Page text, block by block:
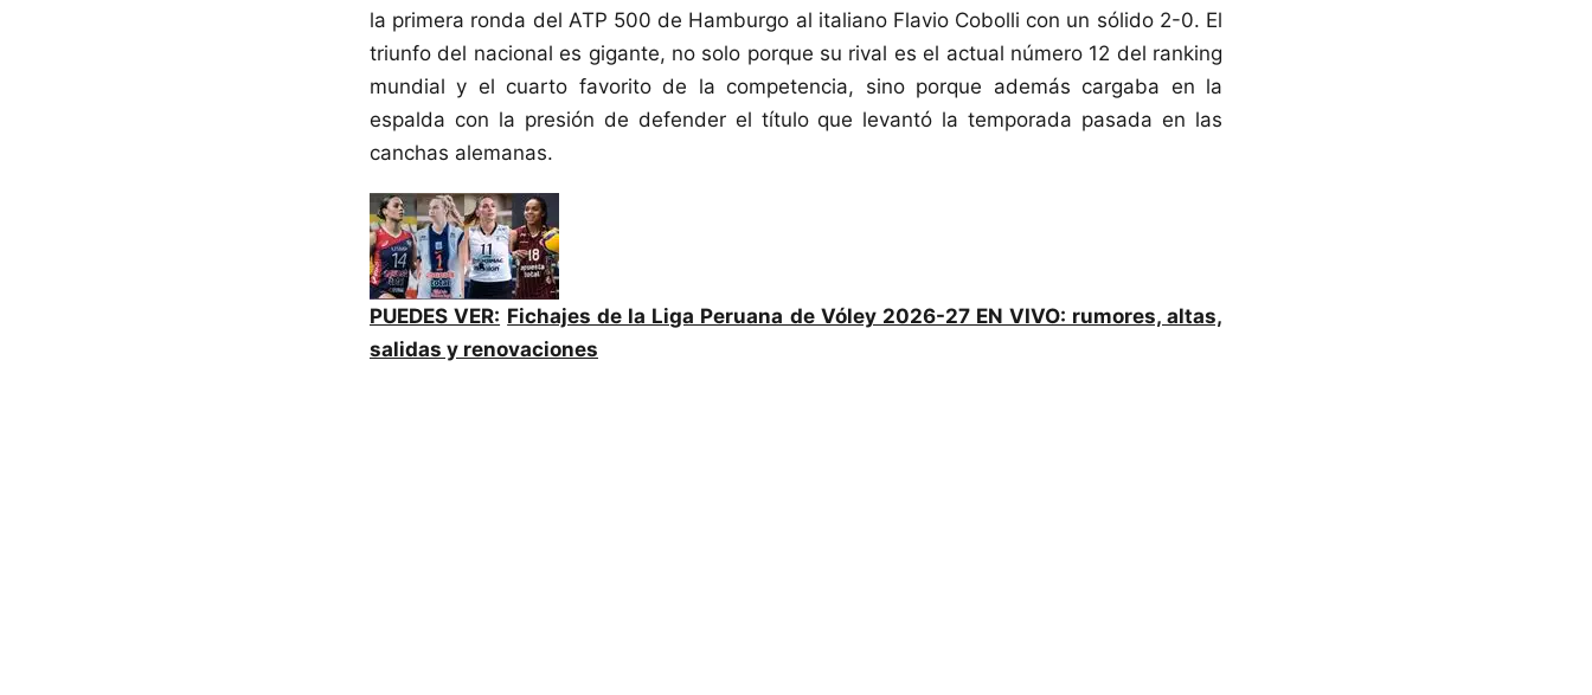
la primera ronda del ATP 500 de Hamburgo al italiano Flavio Cobolli con un sólido 2-0. El
triunfo del nacional es gigante, no solo porque su rival es el actual número 12 del ranking
mundial y el cuarto favorito de la competencia, sino porque además cargaba en la
espalda con la presión de defender el título que levantó la temporada pasada en las
canchas alemanas.
PUEDES VER: Fichajes de la Liga Peruana de Vóley 2026-27 EN VIVO: rumores, altas,
salidas y renovaciones